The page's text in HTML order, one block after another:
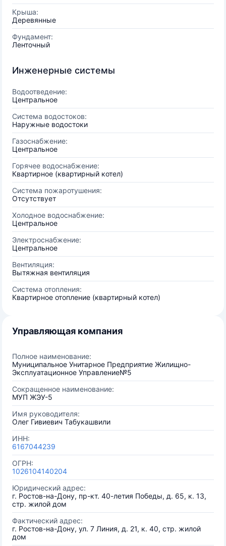
Крыша:
Деревянные
Фундамент:
Ленточный
Инженерные системы
Водоотведение:
Центральное
Система водостоков:
Наружные водостоки
Газоснабжение:
Центральное
Горячее водоснабжение:
Квартирное (квартирный котел)
Система пожаротушения:
Отсутствует
Холодное водоснабжение:
Центральное
Электроснабжение:
Центральное
Вентиляция:
Вытяжная вентиляция
Система отопления:
Квартирное отопление (квартирный котел)
Управляющая компания
Полное наименование:
Муниципальное Унитарное Предприятие Жилищно-
Эксплуатационное Управление№5
Сокращенное наименование:
МУП ЖЭУ-5
Имя руководителя:
Олег Гивиевич Табукашвили
ИНН:
6167044239
ОГРН:
1026104140204
Юридический адрес:
г. Ростов-на-Дону, пр-кт. 40-летия Победы, д. 65, к. 13,
стр. жилой дом
Фактический адрес:
г. Ростов-на-Дону, ул. 7 Линия, д. 21, к. 40, стр. жилой
дом